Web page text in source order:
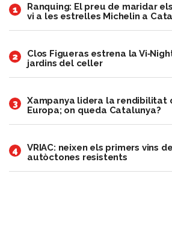
1
Ranquing: El preu de maridar
vi a les estrelles Michelin a
2
Clos Figueras estrena la
jardins del celler
3
Xampanya lidera la rendibilitat
Europa; on queda Catalunya?
4
VRIAC: neixen els primers vins
autòctones resistents